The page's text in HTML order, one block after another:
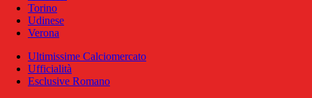
Torino
Udinese
Verona
Ultimissime Calciomercato
Ufficialità
Esclusive Romano